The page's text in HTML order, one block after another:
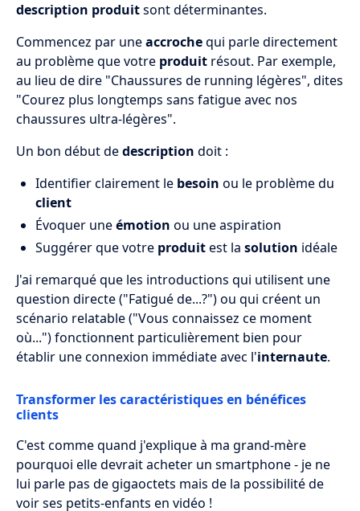
description produitsont déterminantes.
Commencez par uneaccrochequi parle directement
au problème que votre produit résout. Par exemple,
au lieu de dire "Chaussures de running légères", dites
"Courez plus longtemps sans fatigue avec nos
chaussures ultra-légères".
Un bon début dedescription doit :
Identifier clairement le besoin ou le problème du
client
Évoquer uneémotion ou une aspiration
Suggérer que votre produitest la solution idéale
J'ai remarqué que les introductions qui utilisent une
question directe ("Fatigué de...?") ou qui créent un
scénario relatable ("Vous connaissez ce moment
où...") fonctionnent particulièrement bien pour
établir une connexion immédiate avec l'internaute.
Transformer les caractéristiques en bénéfices
clients
C'est comme quand j'explique à ma grand-mère
pourquoi elle devrait acheter un smartphone - je ne
lui parle pas de gigaoctets mais de la possibilité de
voir ses petits-enfants en vidéo !